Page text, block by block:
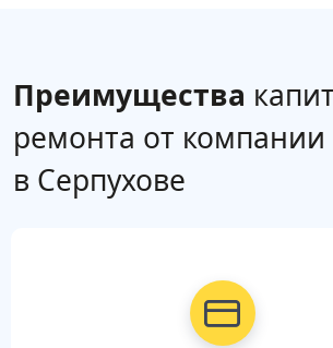
Преимущества
ремонта от компании
в Серпухове